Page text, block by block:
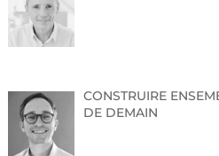
CONSTRUIRE
DE DEMAIN